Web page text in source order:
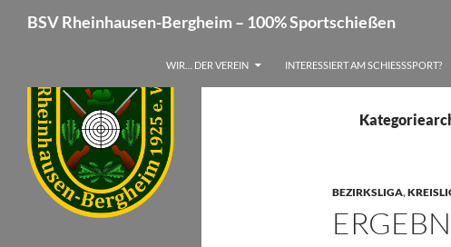
springen
BSV Rheinhausen-Bergheim – 100% Sportschießen
WIR… DER VEREIN INTERESSIERT AM SCHIESSSPORT?
BEZIRKSLIGA,